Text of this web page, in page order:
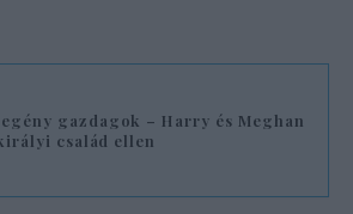
gazdagok – Harry és Meghan
család ellen